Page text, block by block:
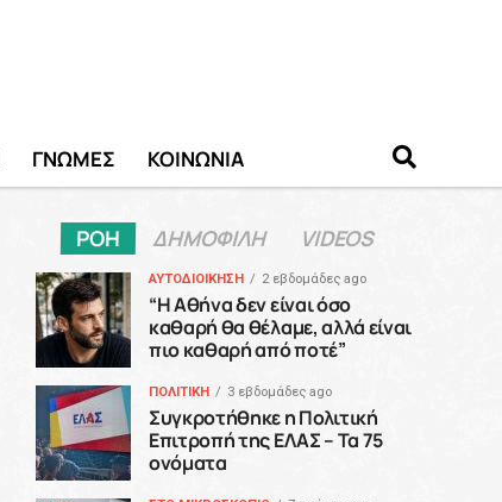
ΓΝΩΜΕΣ ΚΟΙΝΩΝΙΑ
ΡΟΗ ΔΗΜΟΦΙΛΗ VIDEOS
ΑΥΤΟΔΙΟΙΚΗΣΗ 2 εβδομάδες ago
“H Αθήνα δεν είναι όσο
καθαρή θα θέλαμε, αλλά είναι
πιο καθαρή από ποτέ”
ΠΟΛΙΤΙΚΗ 3 εβδομάδες ago
Συγκροτήθηκε η Πολιτική
Επιτροπή της ΕΛΑΣ – Τα 75
ονόματα